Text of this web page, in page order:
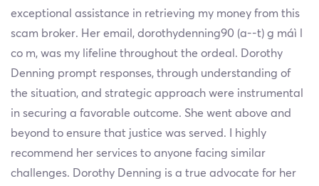
exceptional assistance in retrieving my money from this
scam broker. Her email, dorothydenning90 (a--t) g máì l
co m, was my lifeline throughout the ordeal. Dorothy
Denning prompt responses, through understanding of
the situation, and strategic approach were instrumental
in securing a favorable outcome. She went above and
beyond to ensure that justice was served. I highly
recommend her services to anyone facing similar
challenges. Dorothy Denning is a true advocate for her